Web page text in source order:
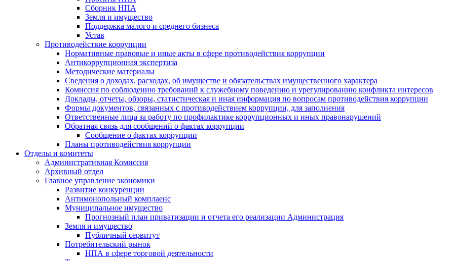
Сборник НПА
Земля и имущество
Поддержка малого и среднего бизнеса
Устав
Противодействие коррупции
Нормативные правовые и иные акты в сфере противодействия коррупции
Антикоррупционная экспертиза
Методические материалы
Сведения о доходах, расходах, об имуществе и обязательствах имущественного характера
Комиссия по соблюдению требований к служебному поведению и урегулированию конфликта интересов
Доклады, отчеты, обзоры, статистическая и иная информация по вопросам противодействия коррупции
Формы документов, связанных с противодействием коррупции, для заполнения
Ответственные лица за работу по профилактике коррупционных и иных правонарушений
Обратная связь для сообщений о фактах коррупции
Сообщение о фактах коррупции
Планы противодействия коррупции
Отделы и комитеты
Административная Комиссия
Архивный отдел
Главное управление экономики
Развитие конкуренции
Антимонопольный комплаенс
Муниципальное имущество
Прогнозный план приватизации и отчета его реализации Администрация
Земля и имущество
Публичный сервитут
Потребительский рынок
НПА в сфере торговой деятельности